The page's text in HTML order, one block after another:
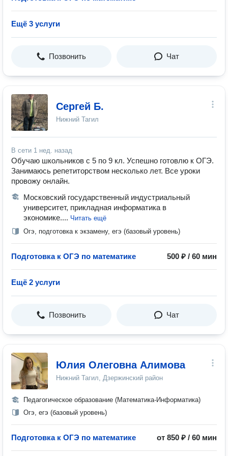
Ещё 3 услуги
Позвонить Чат
Сергей Б.
Нижний Тагил
В сети 1 нед. назад
Обучаю школьников с 5 по 9 кл. Успешно готовлю к ОГЭ.
Занимаюсь репетиторством несколько лет. Все уроки
провожу онлайн.
Московский государственный индустриальный
университет, прикладная информатика в
экономике.... Читать ещё
Огэ, подготовка к экзамену, егэ (базовый уровень)
Подготовка к ОГЭ по математике 500 ₽ / 60 мин
Ещё 2 услуги
Позвонить Чат
Юлия Олеговна Алимова
Нижний Тагил, Дзержинский район
Педагогическое образование (Математика-Информатика)
Огэ, егэ (базовый уровень)
Подготовка к ОГЭ по математике от 850 ₽ / 60 мин